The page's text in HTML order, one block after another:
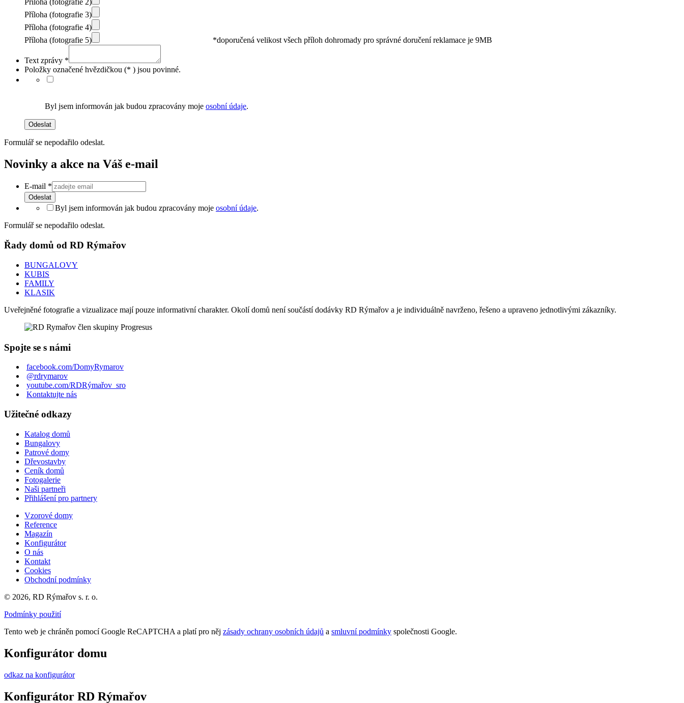
Příloha (fotografie 2)
Příloha (fotografie 3)
Příloha (fotografie 4)
Příloha (fotografie 5)
*doporučená velikost všech příloh dohromady pro správné doručení reklamace je 9MB
Text zprávy *
Položky označené hvězdičkou (* ) jsou povinné.
Byl jsem informován jak budou zpracovány moje osobní údaje.
Odeslat
Formulář se nepodařilo odeslat.
Novinky a akce na Váš e-mail
E-mail *
Odeslat
Byl jsem informován jak budou zpracovány moje osobní údaje.
Formulář se nepodařilo odeslat.
Řady domů od RD Rýmařov
BUNGALOVY
KUBIS
FAMILY
KLASIK
Uveřejněné fotografie a vizualizace mají pouze informativní charakter. Okolí domů není součástí dodávky RD Rýmařov a je individuálně navrženo, řešeno a upraveno jednotlivými zákazníky.
Spojte se s námi
facebook.com/DomyRymarov
@rdrymarov
youtube.com/RDRýmařov_sro
Kontaktujte nás
Užitečné odkazy
Katalog domů
Bungalovy
Patrové domy
Dřevostavby
Ceník domů
Fotogalerie
Naši partneři
Přihlášení pro partnery
Vzorové domy
Reference
Magazín
Konfigurátor
O nás
Kontakt
Cookies
Obchodní podmínky
© 2026, RD Rýmařov s. r. o.
Podmínky použití
Tento web je chráněn pomocí Google ReCAPTCHA a platí pro něj zásady ochrany osobních údajů a smluvní podmínky společnosti Google.
Konfigurátor domu
odkaz na konfigurátor
Konfigurátor RD Rýmařov